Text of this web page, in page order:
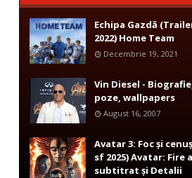
Echipa Gazdă
2022) Home Team
Decembrie 19, 2021
Vin Diesel -
poze, wallpapers
August 16, 2007
Avatar 3: Foc și
sf 2025) Avatar: Fire
subtitrat și Detalii